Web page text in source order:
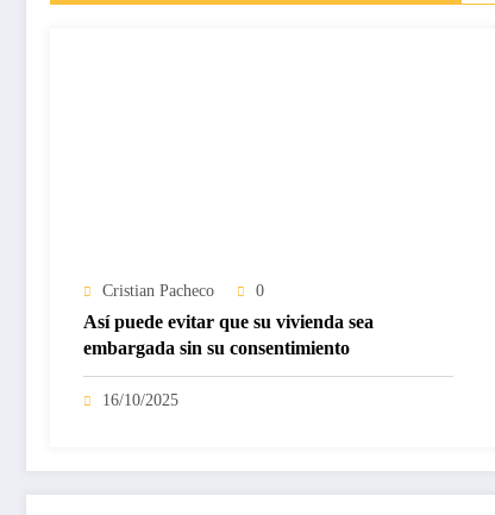
Cristian Pacheco 0
Así puede evitar que su vivienda sea
embargada sin su consentimiento
16/10/2025